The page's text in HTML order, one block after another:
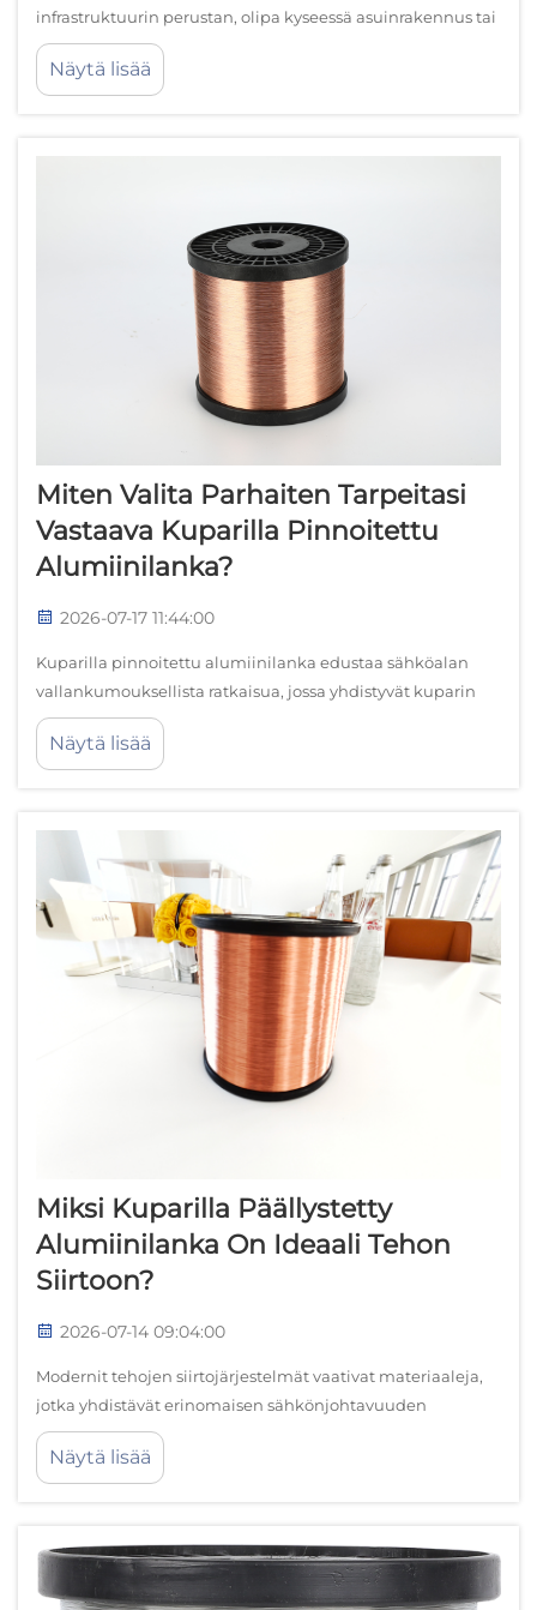
infrastruktuurin perustan, olipa kyseessä asuinrakennus tai
teollisuusalue. Eri johtimia tarjoavien vaihtoehtojen
joukossa kuparilla pinnoitettu alumiinilanka on noussut
Näytä lisää
Miten Valita Parhaiten Tarpeitasi
Vastaava Kuparilla Pinnoitettu
Alumiinilanka?
2026-07-17 11:44:00
Kuparilla pinnoitettu alumiinilanka edustaa sähköalan
vallankumouksellista ratkaisua, jossa yhdistyvät kuparin
erinomainen johtavuus sekä alumiinin kevyt paino ja
kustannustehokkuus. Tämä innovatiivinen johtimen
Näytä lisää
Miksi Kuparilla Päällystetty
Alumiinilanka On Ideaali Tehon
Siirtoon?
2026-07-14 09:04:00
Modernit tehojen siirtojärjestelmät vaativat materiaaleja,
jotka yhdistävät erinomaisen sähkönjohtavuuden
kustannustehokkuuteen ja luotettavuuteen. Nykyisin
saatavilla olevien erilaisten johtimien vaihtoehtojen
Näytä lisää